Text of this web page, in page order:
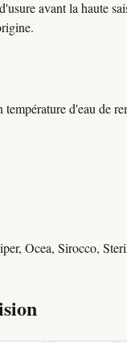
avant la haute
d'eau de
Ocea, Sirocco,